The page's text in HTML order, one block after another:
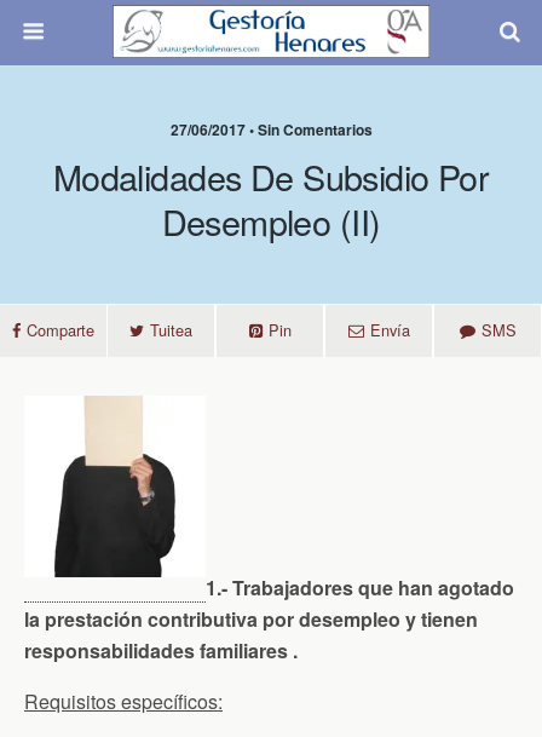
27/06/2017 • Sin Comentarios
Modalidades De Subsidio Por
Desempleo (II)
Comparte Tuitea Pin Envía SMS
1.- Trabajadores que han agotado
la prestación contributiva por desempleo y tienen
responsabilidades familiares .
Requisitos específicos: